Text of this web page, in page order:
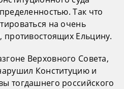
Так что
на очень
противостоящих Ельцину.
Верховного Совета,
Конституцию и
тогдашнего российского